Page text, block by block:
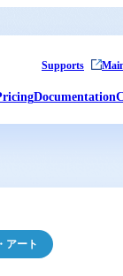
Supports
Documentation
アート